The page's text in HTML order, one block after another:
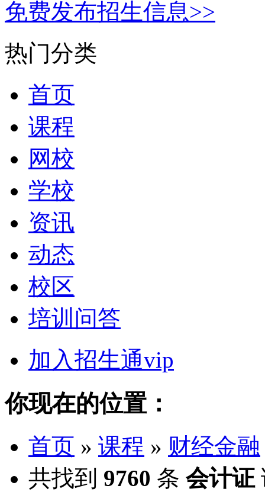
免费发布招生信息>>
热门分类
首页
课程
网校
学校
资讯
动态
校区
培训问答
加入招生通vip
你现在的位置：
首页 » 课程 » 财经金融
共找到 9760 条 会计证